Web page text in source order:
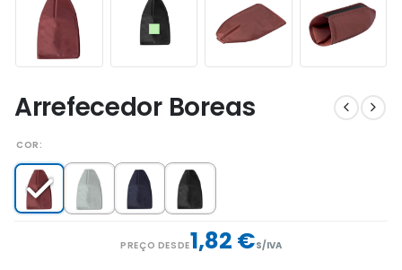
Arrefecedor Boreas
COR
PREÇO DESDE1,82 €S/IVA